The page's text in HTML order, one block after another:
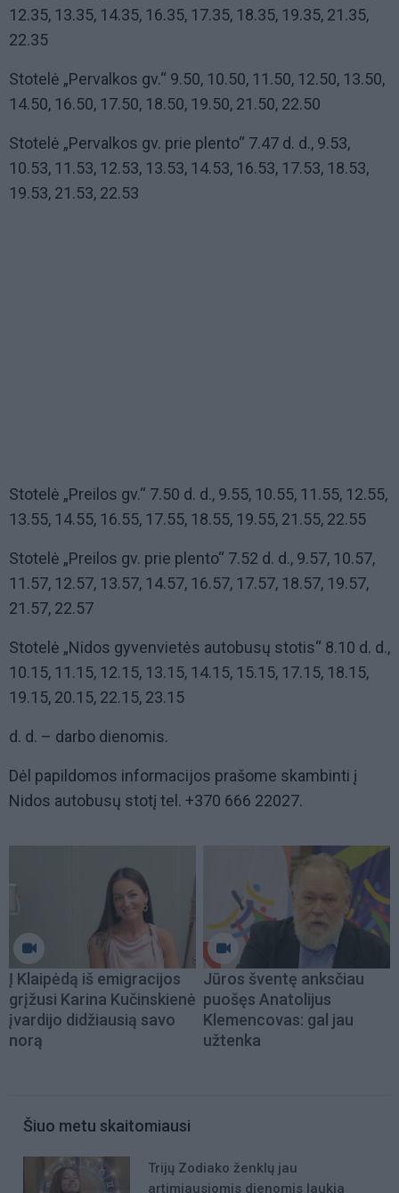
12.35, 13.35, 14.35, 16.35, 17.35, 18.35, 19.35, 21.35,
22.35
Stotelė „Pervalkos gv.“ 9.50, 10.50, 11.50, 12.50, 13.50,
14.50, 16.50, 17.50, 18.50, 19.50, 21.50, 22.50
Stotelė „Pervalkos gv. prie plento“ 7.47 d. d., 9.53,
10.53, 11.53, 12.53, 13.53, 14.53, 16.53, 17.53, 18.53,
19.53, 21.53, 22.53
Stotelė „Preilos gv.“ 7.50 d. d., 9.55, 10.55, 11.55, 12.55,
13.55, 14.55, 16.55, 17.55, 18.55, 19.55, 21.55, 22.55
Stotelė „Preilos gv. prie plento“ 7.52 d. d., 9.57, 10.57,
11.57, 12.57, 13.57, 14.57, 16.57, 17.57, 18.57, 19.57,
21.57, 22.57
Stotelė „Nidos gyvenvietės autobusų stotis“ 8.10 d. d.,
10.15, 11.15, 12.15, 13.15, 14.15, 15.15, 17.15, 18.15,
19.15, 20.15, 22.15, 23.15
d. d. – darbo dienomis.
Dėl papildomos informacijos prašome skambinti į
Nidos autobusų stotį tel. +370 666 22027.
Į Klaipėdą iš emigracijos
grįžusi Karina Kučinskienė
įvardijo didžiausią savo
norą
Jūros šventę anksčiau
puošęs Anatolijus
Klemencovas: gal jau
užtenka
Šiuo metu skaitomiausi
Trijų Zodiako ženklų jau
artimiausiomis dienomis laukia